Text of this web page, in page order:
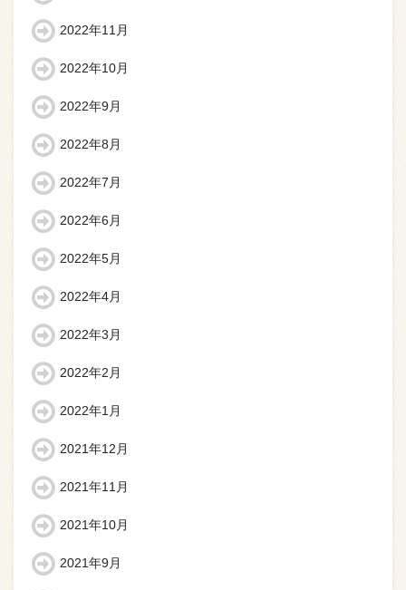
2022年11月
2022年10月
2022年9月
2022年8月
2022年7月
2022年6月
2022年5月
2022年4月
2022年3月
2022年2月
2022年1月
2021年12月
2021年11月
2021年10月
2021年9月